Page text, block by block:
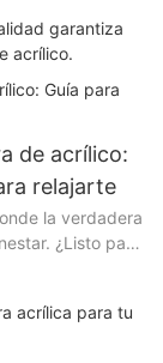
garantiza
acrílico.
de acrílico:
relajarte
la verdadera
¿Listo para
en el lujo
completa,
ideal,